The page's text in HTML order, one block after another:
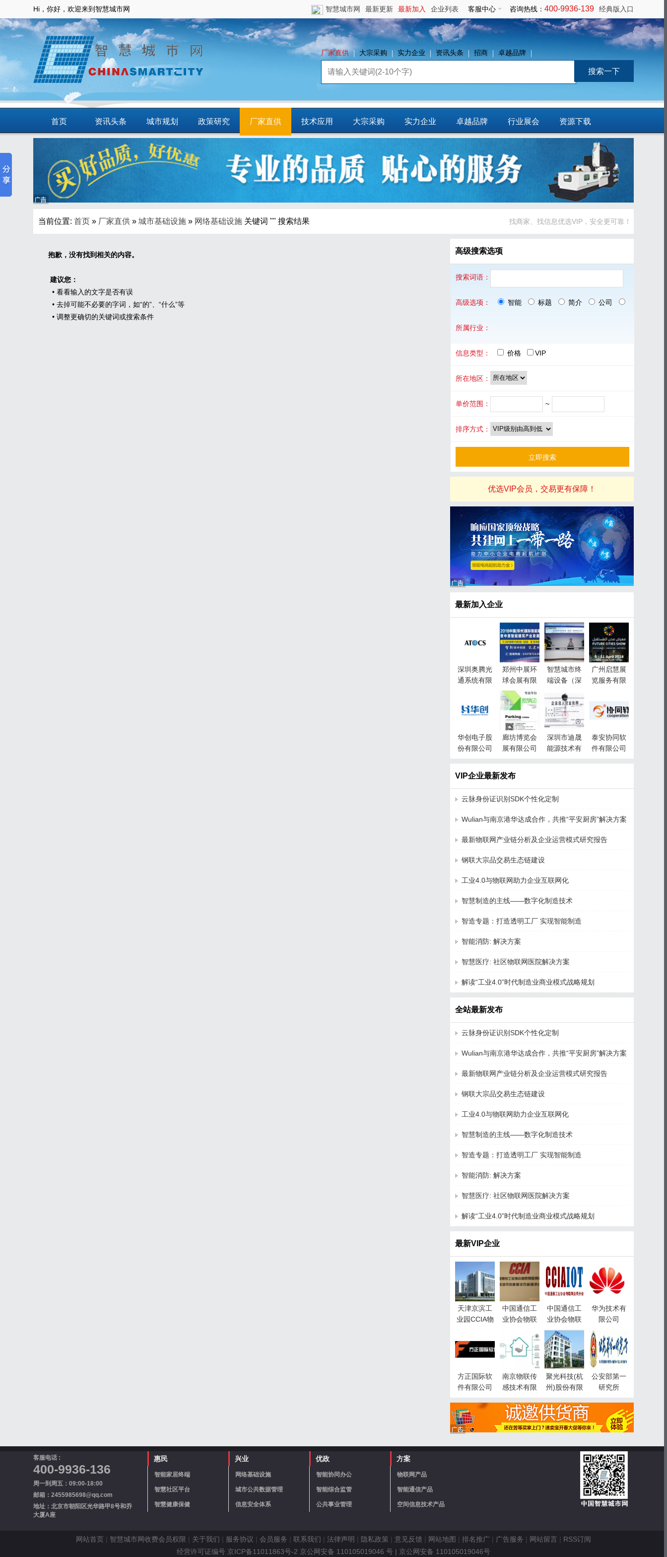
Hi，你好，欢迎来到智慧城市网 经典版入口
咨询热线： 400-9936-139
客服中心
企业列表
最新加入
最新更新
智慧城市网
厂家直供 大宗采购 实力企业 资讯头条 招商 卓越品牌
首页 资讯头条 城市规划 政策研究 厂家直供 技术应用 大宗采购 实力企业 卓越品牌 行业展会 资源下载
智慧应用 商圈
业智库
免费发布信息
当前位置: 首页 » 厂家直供 » 城市基础设施 » 网络基础设施 关键词 "" 搜索结果 找商家、找信息优选VIP，安全更可靠！
抱歉，没有找到相关的内容。
建议您：
• 看看输入的文字是否有误
• 去掉可能不必要的字词，如“的”、“什么”等
• 调整更确切的关键词或搜索条件
高级搜索选项
搜索词语：
高级选项： 智能 标题 简介 公司
品牌
所属行业：
信息类型： 价格 VIP
所在地区：
单价范围： ~
排序方式：
优选VIP会员，交易更有保障！
最新加入企业
深圳奥腾光
通系统有限
郑州中展环
球会展有限
公司
智慧城市终
端设备（深
任公司
广州启慧展
览服务有限
华创电子股
份有限公司
廊坊博览会
展有限公司
深圳市迪晟
能源技术有
泰安协同软
件有限公司
VIP企业最新发布
云脉身份证识别SDK个性化定制
Wulian与南京港华达成合作，共推“平安厨房”解决方案
最新物联网产业链分析及企业运营模式研究报告
钢联大宗品交易生态链建设
工业4.0与物联网助力企业互联网化
智慧制造的主线——数字化制造技术
智造专题：打造透明工厂 实现智能制造
智能消防: 解决方案
智慧医疗: 社区物联网医院解决方案
解读“工业4.0”时代制造业商业模式战略规划
全站最新发布
云脉身份证识别SDK个性化定制
Wulian与南京港华达成合作，共推“平安厨房”解决方案
最新物联网产业链分析及企业运营模式研究报告
钢联大宗品交易生态链建设
工业4.0与物联网助力企业互联网化
智慧制造的主线——数字化制造技术
智造专题：打造透明工厂 实现智能制造
智能消防: 解决方案
智慧医疗: 社区物联网医院解决方案
解读“工业4.0”时代制造业商业模式战略规划
最新VIP企业
天津京滨工
业园CCIA物
中国通信工
业协会物联
智慧城市事
业部
中国通信工
业协会物联
网应用分会
华为技术有
限公司
方正国际软
件有限公司
南京物联传
感技术有限
聚光科技(杭
州)股份有限
公安部第一
研究所
客服电话 :
400-9936-136
周一到周五：09:00-18:00
邮箱：2455985698@qq.com
地址：北京市朝阳区光华路甲8号和乔
大厦A座
惠民
智能家居终端
智慧社区平台
智慧健康保健
兴业
网络基础设施
城市公共数据管理
信息安全体系
优政
智能协同办公
智能综合监管
公共事业管理
方案
物联网产品
智能通信产品
空间信息技术产品
网站首页 | 智慧城市网收费会员权限 | 关于我们 | 服务协议 | 会员服务 | 联系我们 | 法律声明 | 隐私政策 | 意见反馈 | 网站地图 | 排名推广 | 广告服务 | 网站留言 | RSS订阅
经营许可证编号 京ICP备11011863号-2 京公网安备 110105019046 号 | 京公网安备 110105019046号